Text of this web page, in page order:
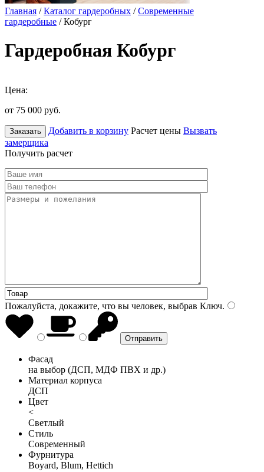
Главная /Каталог гардеробных /Современные
гардеробные / Кобург
Гардеробная Кобург
Цена:
от 75 000 руб.
Заказать Добавить в корзину Расчет цены Вызвать
замерщика
Получить расчет
Пожалуйста, докажите, что вы человек, выбрав Ключ.
Фасад
на выбор (ДСП, МДФ ПВХ и др.)
Материал корпуса
ДСП
Цвет
<
Светлый
Стиль
Современный
Фурнитура
Boyard, Blum, Hettich